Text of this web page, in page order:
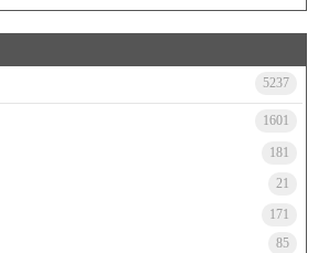
5237
1601
181
21
171
85